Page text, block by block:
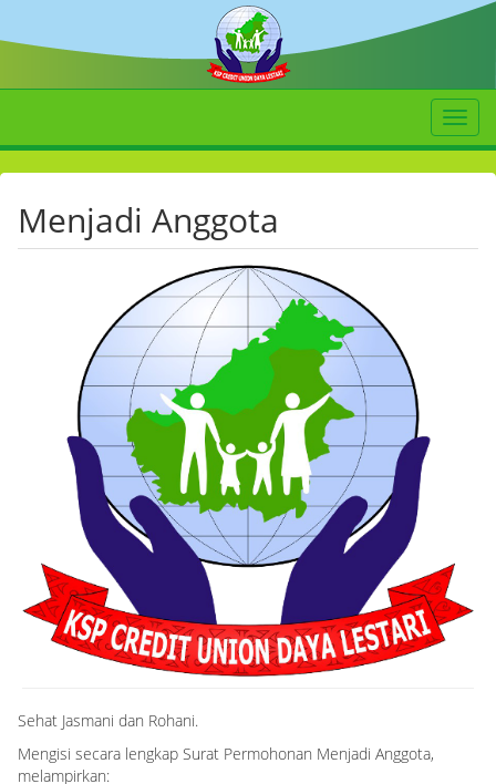
Menjadi Anggota
Sehat Jasmani dan Rohani.
Mengisi secara lengkap Surat Permohonan Menjadi Anggota,
melampirkan: